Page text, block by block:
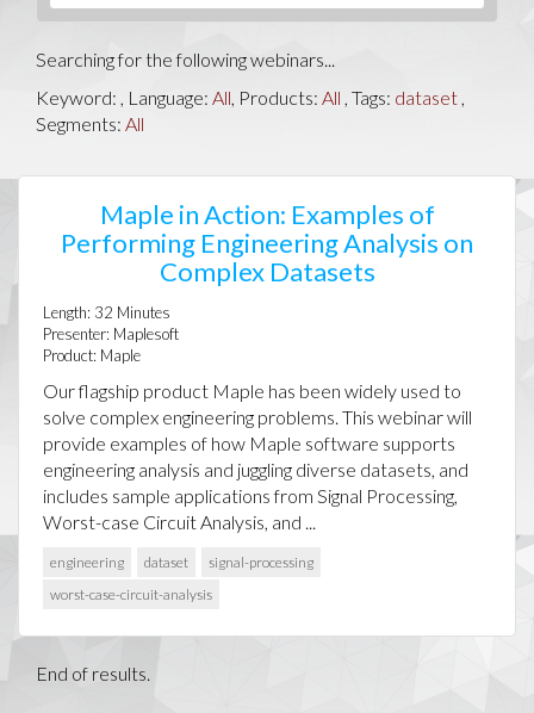
Searching for the following webinars...
Keyword: , Language: All, Products: All , Tags: dataset ,
Segments: All
Maple in Action: Examples of
Performing Engineering Analysis on
Complex Datasets
Length: 32 Minutes
Presenter: Maplesoft
Product: Maple
Our flagship product Maple has been widely used to
solve complex engineering problems. This webinar will
provide examples of how Maple software supports
engineering analysis and juggling diverse datasets, and
includes sample applications from Signal Processing,
Worst-case Circuit Analysis, and ...
engineering dataset
signal-processing
worst-case-circuit-analysis
End of results.